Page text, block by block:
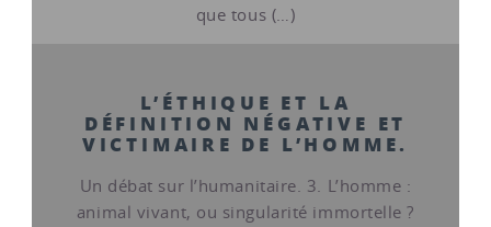
que tous (…)
L’ÉTHIQUE ET LA
DÉFINITION NÉGATIVE ET
VICTIMAIRE DE L’HOMME.
Un débat sur l’humanitaire. 3. L’homme :
animal vivant, ou singularité immortelle ?